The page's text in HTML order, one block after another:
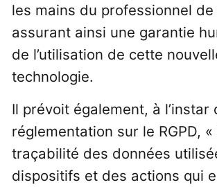
les mains du professionnel de
assurant ainsi une garantie
de l’utilisation de cette
technologie.
Il prévoit également, à l’instar
réglementation sur le RGPD, «
traçabilité des données
dispositifs et des actions qui